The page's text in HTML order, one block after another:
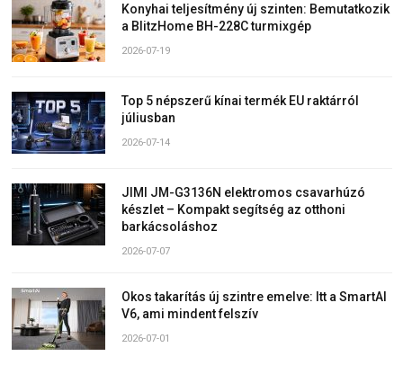
Konyhai teljesítmény új szinten: Bemutatkozik
a BlitzHome BH-228C turmixgép
2026-07-19
Top 5 népszerű kínai termék EU raktárról
júliusban
2026-07-14
JIMI JM-G3136N elektromos csavarhúzó
készlet – Kompakt segítség az otthoni
barkácsoláshoz
2026-07-07
Okos takarítás új szintre emelve: Itt a SmartAI
V6, ami mindent felszív
2026-07-01